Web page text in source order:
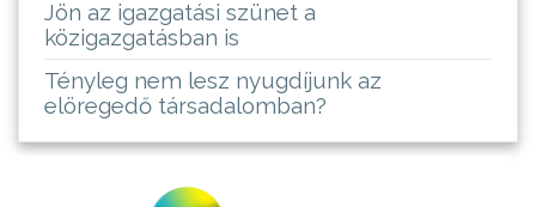
Jön az igazgatási szünet a
közigazgatásban is
Tényleg nem lesz nyugdíjunk az
elöregedő társadalomban?